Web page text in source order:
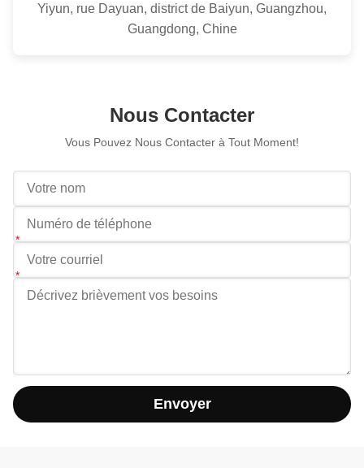
Yiyun, rue Dayuan, district de Baiyun, Guangzhou,
Guangdong, Chine
Nous Contacter
Vous Pouvez Nous Contacter à Tout Moment!
Envoyer